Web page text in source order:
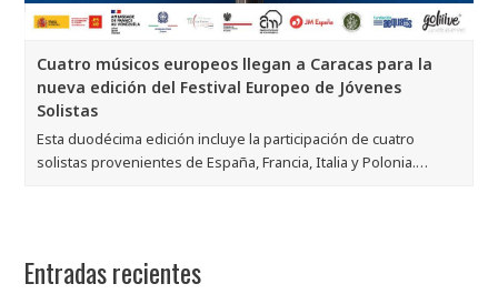
Cuatro músicos europeos llegan a Caracas para la
nueva edición del Festival Europeo de Jóvenes
Solistas
Esta duodécima edición incluye la participación de cuatro
solistas provenientes de España, Francia, Italia y Polonia.…
Entradas recientes